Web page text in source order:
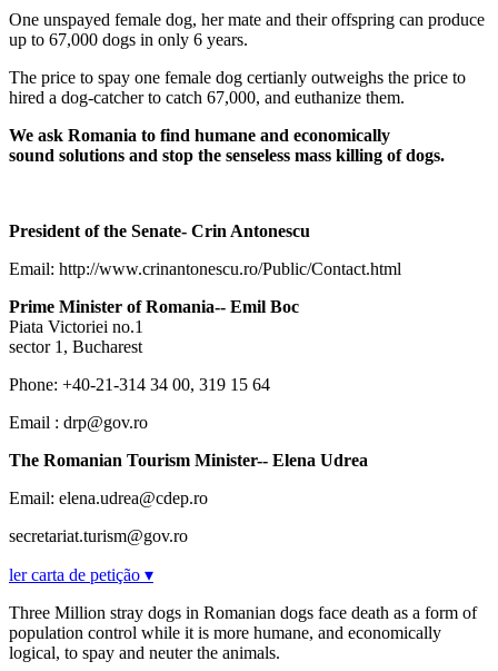
One unspayed female dog, her mate and their offspring can produce
up to 67,000 dogs in only 6 years.
The price to spay one female dog certianly outweighs the price to
hired a dog-catcher to catch 67,000, and euthanize them.
We ask Romania to find humane and economically
sound solutions and stop the senseless mass killing of dogs.
President of the Senate- Crin Antonescu
Email: http://www.crinantonescu.ro/Public/Contact.html
Prime Minister of Romania-- Emil Boc
Piata Victoriei no.1
sector 1, Bucharest
Phone: +40-21-314 34 00, 319 15 64
Email : drp@gov.ro
The Romanian Tourism Minister-- Elena Udrea
Email: elena.udrea@cdep.ro
secretariat.turism@gov.ro
ler carta de petição ▾
Three Million stray dogs in Romanian dogs face death as a form of
population control while it is more humane, and economically
logical, to spay and neuter the animals.